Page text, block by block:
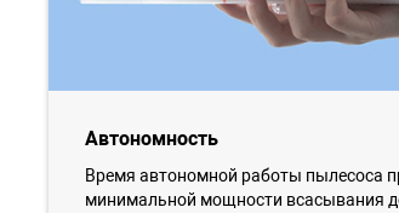
Автономность
Время автономной работы пылесоса
минимальной мощности всасывания